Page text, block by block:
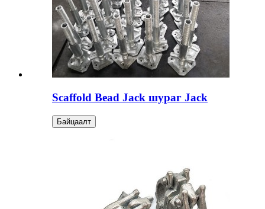
Scaffold Bead Jack шураг Jack
Байцаалт